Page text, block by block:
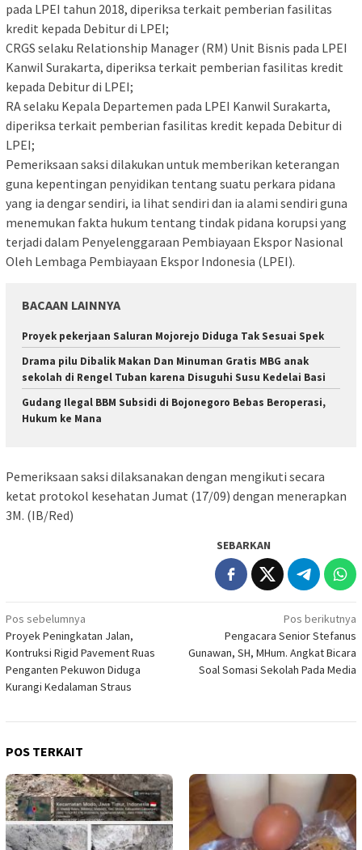
pada LPEI tahun 2018, diperiksa terkait pemberian fasilitas
kredit kepada Debitur di LPEI;
CRGS selaku Relationship Manager (RM) Unit Bisnis pada LPEI
Kanwil Surakarta, diperiksa terkait pemberian fasilitas kredit
kepada Debitur di LPEI;
RA selaku Kepala Departemen pada LPEI Kanwil Surakarta,
diperiksa terkait pemberian fasilitas kredit kepada Debitur di
LPEI;
Pemeriksaan saksi dilakukan untuk memberikan keterangan
guna kepentingan penyidikan tentang suatu perkara pidana
yang ia dengar sendiri, ia lihat sendiri dan ia alami sendiri guna
menemukan fakta hukum tentang tindak pidana korupsi yang
terjadi dalam Penyelenggaraan Pembiayaan Ekspor Nasional
Oleh Lembaga Pembiayaan Ekspor Indonesia (LPEI).
BACAAN LAINNYA
Proyek pekerjaan Saluran Mojorejo Diduga Tak Sesuai Spek
Drama pilu Dibalik Makan Dan Minuman Gratis MBG anak
sekolah di Rengel Tuban karena Disuguhi Susu Kedelai Basi
Gudang Ilegal BBM Subsidi di Bojonegoro Bebas Beroperasi,
Hukum ke Mana
Pemeriksaan saksi dilaksanakan dengan mengikuti secara
ketat protokol kesehatan Jumat (17/09) dengan menerapkan
3M. (IB/Red)
SEBARKAN
Navigasi
pos
Pos sebelumnya
Proyek Peningkatan Jalan,
Kontruksi Rigid Pavement Ruas
Penganten Pekuwon Diduga
Kurangi Kedalaman Straus
Pos berikutnya
Pengacara Senior Stefanus
Gunawan, SH, MHum. Angkat Bicara
Soal Somasi Sekolah Pada Media
POS TERKAIT